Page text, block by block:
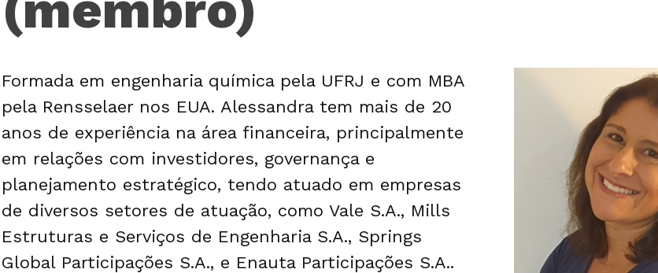
Formada em engenharia química pela UFRJ e com MBA
pela Rensselaer nos EUA. Alessandra tem mais de 20
anos de experiência na área financeira, principalmente
em relações com investidores, governança e
planejamento estratégico, tendo atuado em empresas
de diversos setores de atuação, como Vale S.A., Mills
Estruturas e Serviços de Engenharia S.A., Springs
Global Participações S.A., e Enauta Participações S.A..